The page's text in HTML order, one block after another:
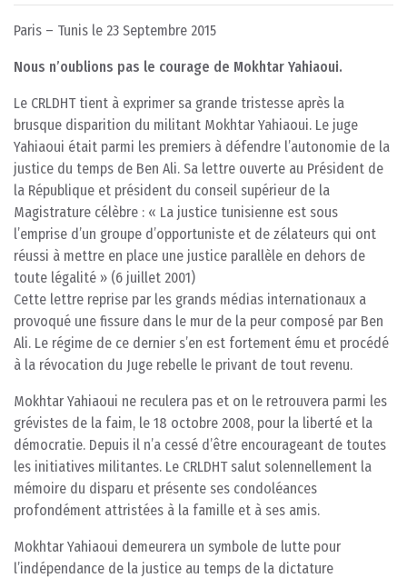
Paris – Tunis le 23 Septembre 2015
Nous n’oublions pas le courage de Mokhtar Yahiaoui.
Le CRLDHT tient à exprimer sa grande tristesse après la
brusque disparition du militant Mokhtar Yahiaoui. Le juge
Yahiaoui était parmi les premiers à défendre l’autonomie de la
justice du temps de Ben Ali. Sa lettre ouverte au Président de
la République et président du conseil supérieur de la
Magistrature célèbre : « La justice tunisienne est sous
l’emprise d’un groupe d’opportuniste et de zélateurs qui ont
réussi à mettre en place une justice parallèle en dehors de
toute légalité » (6 juillet 2001)
Cette lettre reprise par les grands médias internationaux a
provoqué une fissure dans le mur de la peur composé par Ben
Ali. Le régime de ce dernier s’en est fortement ému et procédé
à la révocation du Juge rebelle le privant de tout revenu.
Mokhtar Yahiaoui ne reculera pas et on le retrouvera parmi les
grévistes de la faim, le 18 octobre 2008, pour la liberté et la
démocratie. Depuis il n’a cessé d’être encourageant de toutes
les initiatives militantes. Le CRLDHT salut solennellement la
mémoire du disparu et présente ses condoléances
profondément attristées à la famille et à ses amis.
Mokhtar Yahiaoui demeurera un symbole de lutte pour
l’indépendance de la justice au temps de la dictature